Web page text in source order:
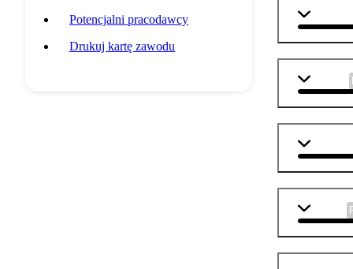
Potencjalni pracodawcy
Drukuj kartę zawodu